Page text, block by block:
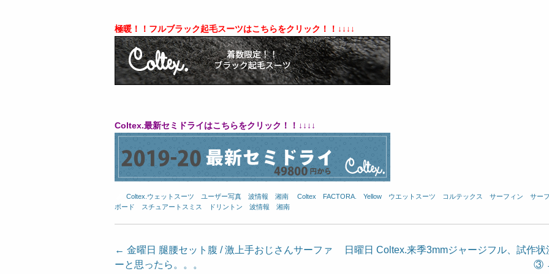
極暖！！フルブラック起毛スーツはこちらをクリック！！↓↓↓↓
Coltex.最新セミドライはこちらをクリック！！ ↓↓↓↓
Coltex.ウェットスーツ ユーザー写真 波情報 湘南 Coltex FACTORA. Yellow ウエットスーツ コルテックス サーフィン
サーフ
ボード
スチュアートスミス ドリントン 波情報 湘南
投
稿
← 金曜日 腿腰セット腹 / 激上手おじさんサーファ
ーと思ったら。。。
日曜日 Coltex.来季3mmジャージフル、試作状
③